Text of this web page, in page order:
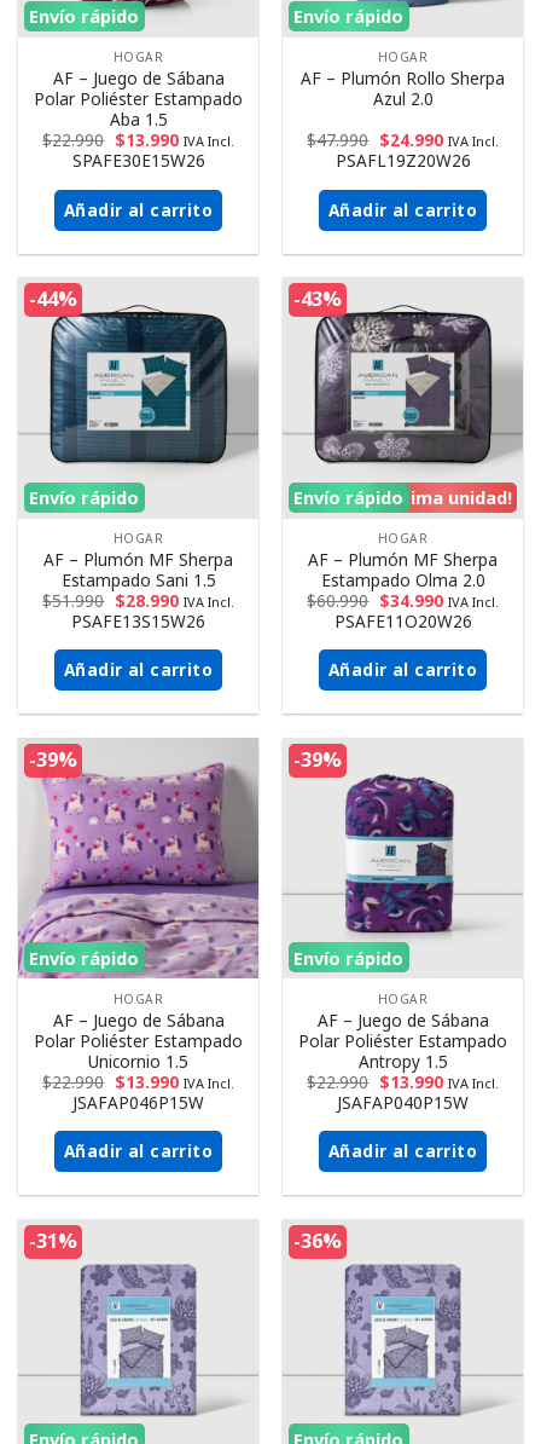
Envío rápido
HOGAR
AF – Juego de Sábana
Polar Poliéster Estampado
Aba 1.5
$22.990 $13.990 IVA Incl.
SPAFE30E15W26
Añadir al carrito
Envío rápido
HOGAR
AF – Plumón Rollo Sherpa
Azul 2.0
$47.990 $24.990 IVA Incl.
PSAFL19Z20W26
Añadir al carrito
-44%
Envío rápido
HOGAR
AF – Plumón MF Sherpa
Estampado Sani 1.5
$51.990 $28.990 IVA Incl.
PSAFE13S15W26
Añadir al carrito
-43%
¡Ultima unidad!
Envío rápido
HOGAR
AF – Plumón MF Sherpa
Estampado Olma 2.0
$60.990 $34.990 IVA Incl.
PSAFE11O20W26
Añadir al carrito
-39%
Envío rápido
HOGAR
AF – Juego de Sábana
Polar Poliéster Estampado
Unicornio 1.5
$22.990 $13.990 IVA Incl.
JSAFAP046P15W
Añadir al carrito
-39%
Envío rápido
HOGAR
AF – Juego de Sábana
Polar Poliéster Estampado
Antropy 1.5
$22.990 $13.990 IVA Incl.
JSAFAP040P15W
Añadir al carrito
-31%
Envío rápido
-36%
Envío rápido